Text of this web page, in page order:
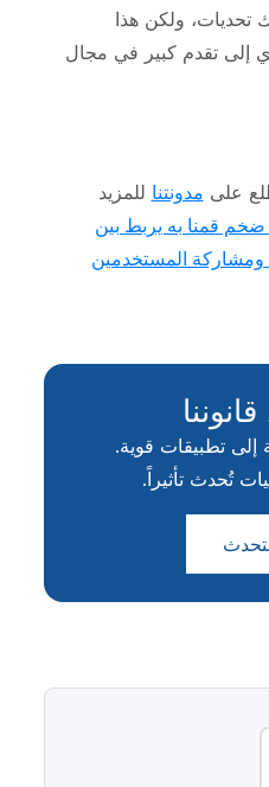
تحديات، ولكن هذا
إلى تقدم كبير في مجال
على مدونتنا للمزيد
قمنا به يربط بين
ومشاركة المستخدمين
إلى تطبيقات قوية.
تُحدث تأثيراً.